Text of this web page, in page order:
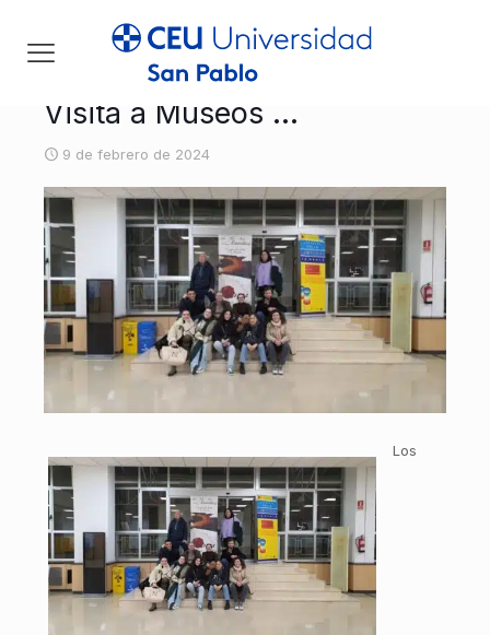
Visita a Museos …
9 de febrero de 2024
Los